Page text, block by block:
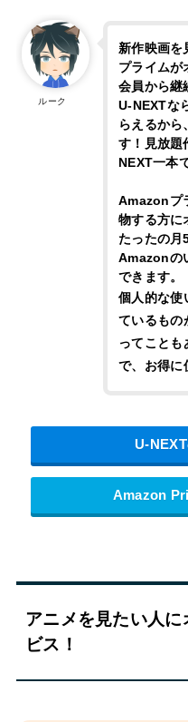
ルーク
新作映画を
プライムが
会員から継
U-NEXTな
らえるから
す！見放題
NEXT一本
Amazonプ
物する方に
たったの月
Amazonの
できます。
個人的な使
ているもの
ってことも
で、お得に
U-
Amazon
アニメを見たい人
ビス！